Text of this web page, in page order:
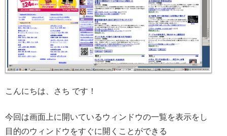
こんにちは、さち です！
今回は画面上に開いているウィンドウの一覧を表示をし
目的のウィンドウをすぐに開くことができる